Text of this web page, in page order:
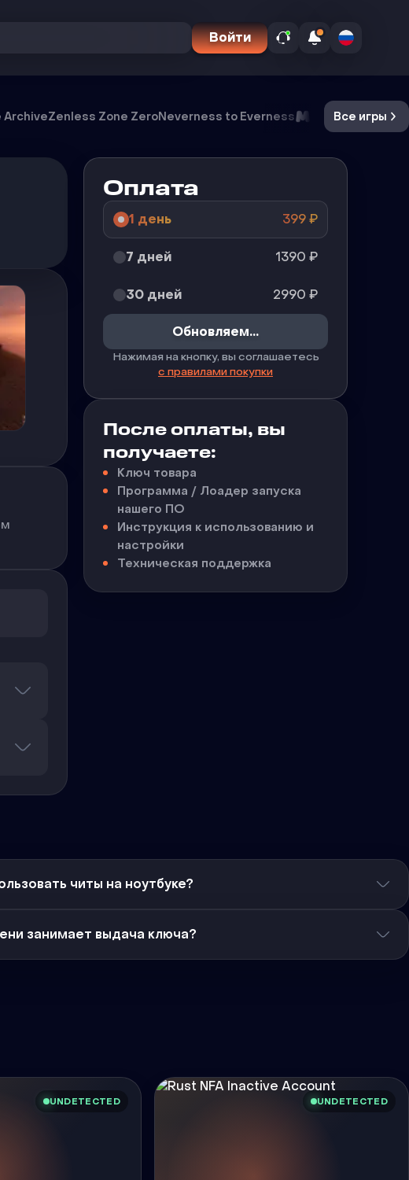
Войти
ArchiveZenless Zone ZeroNeverness to Everness Meccha
Все игры
Оплата
1 день 399₽
7 дней 1390 ₽
30 дней 2990 ₽
Купить
Нажимая на кнопку, вы соглашаетесь
с правилами покупки
После оплаты, вы
получаете:
Ключ товара
Программа / Лоадер запуска
нашего ПО
Инструкция к использованию и
настройки
Техническая поддержка
читы на ноутбуке?
занимает выдача ключа?
UNDETECTED UNDETECTED